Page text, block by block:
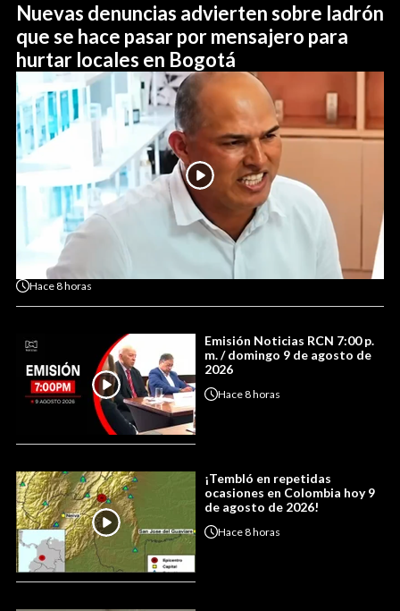
Nuevas denuncias advierten sobre ladrón
que se hace pasar por mensajero para
hurtar locales en Bogotá
Hace8 horas
Emisión Noticias RCN 7:00 p.
m. / domingo 9 de agosto de
2026
Hace8 horas
¡Tembló en repetidas
ocasiones en Colombia hoy 9
de agosto de 2026!
Hace8 horas